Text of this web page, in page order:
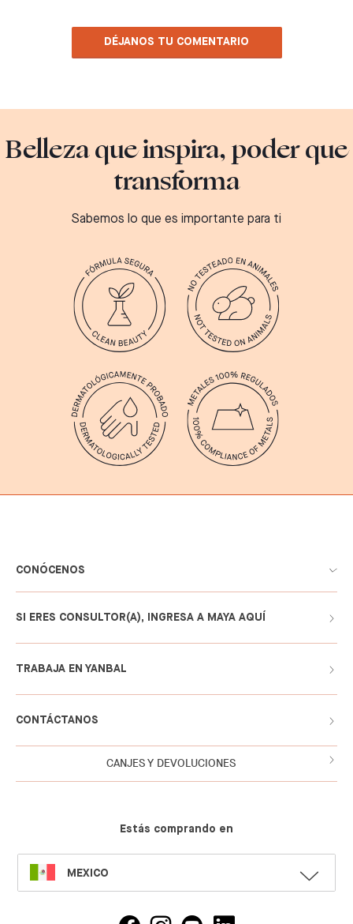
DÉJANOS TU COMENTARIO
Belleza que inspira, poder que
transforma
Sabemos lo que es importante para ti
CONÓCENOS
SI ERES CONSULTOR(A), INGRESA A MAYA AQUÍ
TRABAJA EN YANBAL
CONTÁCTANOS
CANJES Y DEVOLUCIONES
Estás comprando en
SELECT
LANGUAGE
MEXICO